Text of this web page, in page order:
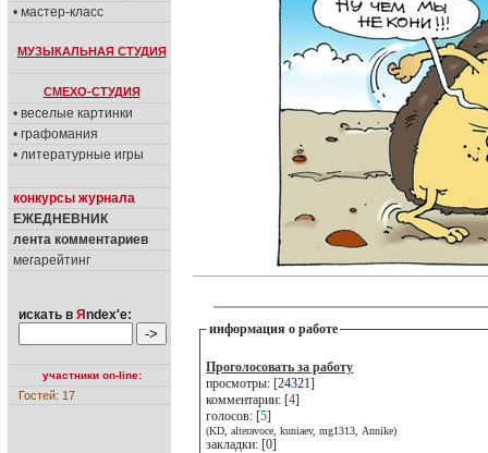
• мастер-класс
МУЗЫКАЛЬНАЯ СТУДИЯ
СМЕХО-СТУДИЯ
• веселые картинки
• графомания
• литературные игры
конкурсы журнала
ЕЖЕДНЕВНИК
лента комментариев
мегарейтинг
искать в Я ndex'е:
участники on-line:
Гостей: 17
информация о работе
Проголосовать за работу
просмотры: [24321]
комментарии: [4]
голосов: [5]
(KD, alteravoce, kuniaev, mg1313, Annike)
закладки: [0]